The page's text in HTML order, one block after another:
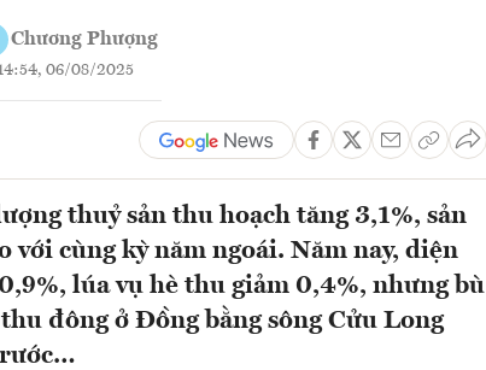
Chương Phượng
06/08/2025
thuỷ sản thu hoạch tăng 3,1%, sản
với cùng kỳ năm ngoái. Năm nay, diện
lúa vụ hè thu giảm 0,4%, nhưng bù
đông ở Đồng bằng sông Cửu Long